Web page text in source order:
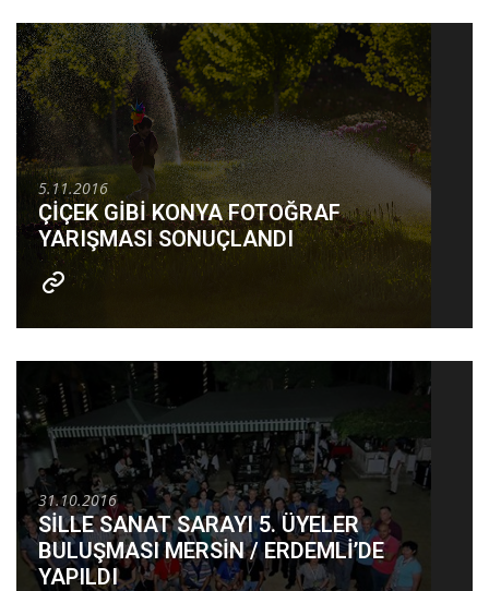
5.11.2016
ÇİÇEK GİBİ KONYA FOTOĞRAF
YARIŞMASI SONUÇLANDI
31.10.2016
SİLLE SANAT SARAYI 5. ÜYELER
BULUŞMASI MERSİN / ERDEMLİ’DE
YAPILDI